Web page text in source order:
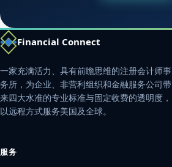
Financial Connect
一家充满活力、具有前瞻思维的注册会计师事
务所，为企业、非营利组织和金融服务公司带
来四大水准的专业标准与固定收费的透明度，
以远程方式服务美国及全球。
服务